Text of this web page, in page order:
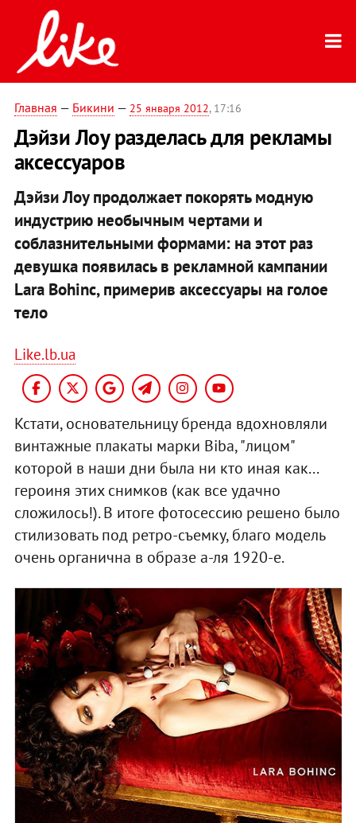
Главная — Бикини — 25 января 2012, 17:16
Дэйзи Лоу разделась для рекламы
аксессуаров
Дэйзи Лоу продолжает покорять модную
индустрию необычным чертами и
соблазнительными формами: на этот раз
девушка появилась в рекламной кампании
Lara Bohinc, примерив аксессуары на голое
тело
Like.lb.ua
Кстати, основательницу бренда вдохновляли
винтажные плакаты марки Biba, "лицом"
которой в наши дни была ни кто иная как...
героиня этих снимков (как все удачно
сложилось!). В итоге фотосессию решено было
стилизовать под ретро-съемку, благо модель
очень органична в образе а-ля 1920-е.